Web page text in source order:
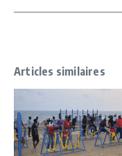
Articles similaires